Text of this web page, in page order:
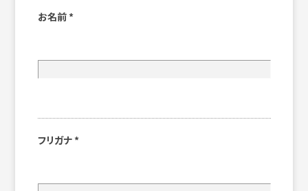
お名前 *
フリガナ *